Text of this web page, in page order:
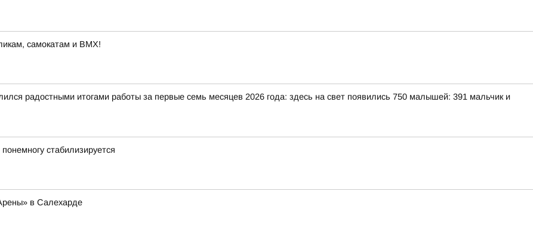
самокатам и BMX!
радостными итогами работы за первые семь месяцев 2026 года: здесь на свет появились 750 малышей: 391 мальчик и
стабилизируется
в Салехарде